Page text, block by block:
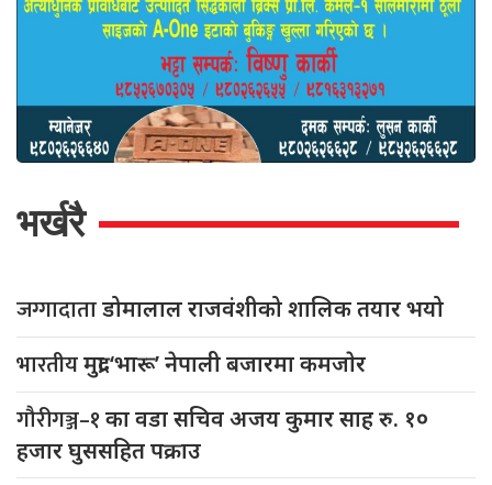
भर्खरै
जग्गादाताडोमालाल राजवंशीको शालिक तयार भयो
भारतीयमुद्रा ‘भारू’ नेपाली बजारमा कमजाेर
गौरीगञ्ज–१का वडा सचिव अजय कुमार साह रु. १०
हजार घुससहित पक्राउ